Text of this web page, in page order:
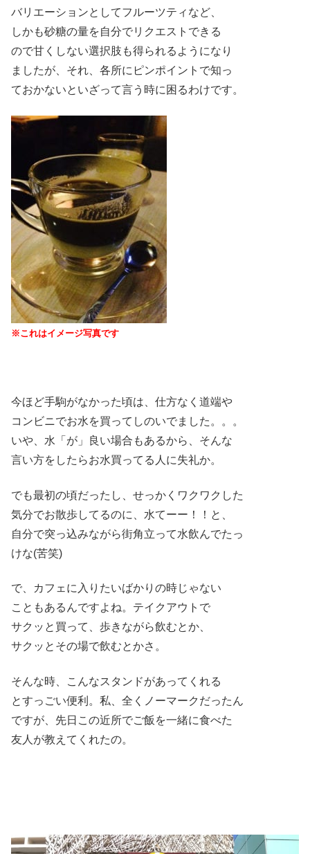
バリエーションとしてフルーツティなど、
しかも砂糖の量を自分でリクエストできる
ので甘くしない選択肢も得られるようになり
ましたが、それ、各所にピンポイントで知っ
ておかないといざって言う時に困るわけです。
※これはイメージ写真です
今ほど手駒がなかった頃は、仕方なく道端や
コンビニでお水を買ってしのいでました。。。
いや、水「が」良い場合もあるから、そんな
言い方をしたらお水買ってる人に失礼か。
でも最初の頃だったし、せっかくワクワクした
気分でお散歩してるのに、水てーー！！と、
自分で突っ込みながら街角立って水飲んでたっ
けな(苦笑)
で、カフェに入りたいばかりの時じゃない
こともあるんですよね。テイクアウトで
サクッと買って、歩きながら飲むとか、
サクッとその場で飲むとかさ。
そんな時、こんなスタンドがあってくれる
とすっごい便利。私、全くノーマークだったん
ですが、先日この近所でご飯を一緒に食べた
友人が教えてくれたの。